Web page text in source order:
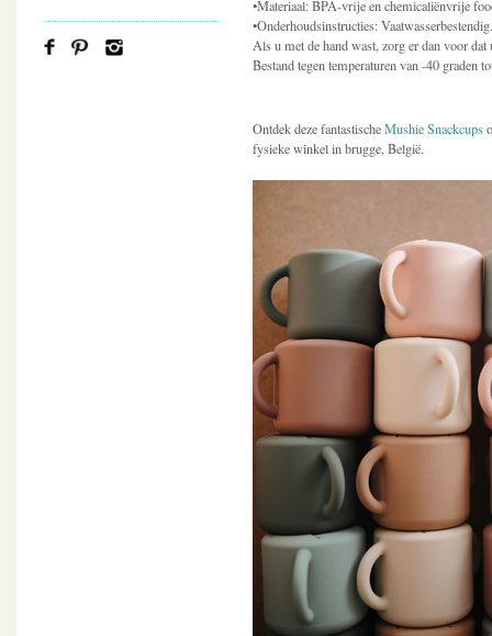
•Materiaal: BPA-vrije en chemicaliënvrije
•Onderhoudsinstructies: Vaatwasserbestendig.
Als u met de hand wast, zorg er dan voor
Bestand tegen temperaturen van -40 graden
Ontdek deze fantastischeMushie Snackcups
fysieke winkel in brugge, België.